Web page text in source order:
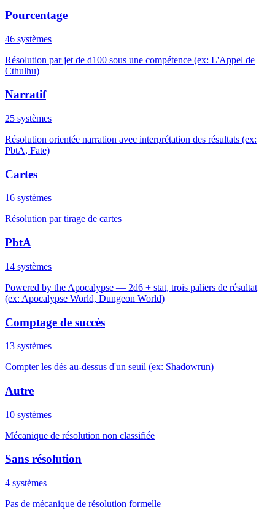
Pourcentage
46 systèmes
Résolution par jet de d100 sous une compétence (ex: L'Appel de
Cthulhu)
Narratif
25 systèmes
Résolution orientée narration avec interprétation des résultats (ex:
PbtA, Fate)
Cartes
16 systèmes
Résolution par tirage de cartes
PbtA
14 systèmes
Powered by the Apocalypse — 2d6 + stat, trois paliers de résultat
(ex: Apocalypse World, Dungeon World)
Comptage de succès
13 systèmes
Compter les dés au-dessus d'un seuil (ex: Shadowrun)
Autre
10 systèmes
Mécanique de résolution non classifiée
Sans résolution
4 systèmes
Pas de mécanique de résolution formelle